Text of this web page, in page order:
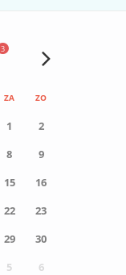
3
ZA ZO
1
2
8
9
15
16
22
23
29
30
5 6